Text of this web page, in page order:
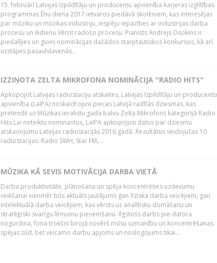
15. februārī Latvijas Izpildītāju un producentu apvienība karjeras izglītības
programmas Ēnu diena 2017 ietvaros piedāvā skolēniem, kas interesējas
par mūziku un mūzikas industriju, iespēju iepazīties ar industrijas darba
procesu un ikdienu.Vērot radošo procesu: Pianists Andrejs Osokins ir
piedalījies un guvis nominācijas dažādos starptautiskos konkursos, kā arī
uzstājies pasaulslavenās...
IZZIŅOTA ZELTA MIKROFONA NOMINĀCIJA "RADIO HITS"
Apkopojot Latvijas radiostaciju atskaites, Latvijas Izpildītāju un producentu
apvienība (LaIPA) noskaidrojusi piecas Latvijā radītās dziesmas, kas
pretendē uz Mūzikas ierakstu gada balvu Zelta Mikrofons kategorijā Radio
Hits.Lai noteiktu nominantus, LaIPA apkopojusi datus par dziesmu
atskaņojumu Latvijas radiostacijās 2016.gadā. Rezultātus veidojušas 10
radiostacijas: Radio SWH, Star FM,...
MŪZIKA KĀ SEVIS MOTIVĀCIJA DARBA VIETĀ
Darba produktivitāte, plānošana un spēja koncentrēties uzdevumu
veikšanai vienmēr būs aktuāls jautājums gan fiziska darba veicējiem, gan
intelektuālā darba veicējiem, kas vērsts uz analītisku domāšanu un
stratēģiski svarīgu lēmumu pieņemšanu. Ilgstošs darbs pie datora
nogurdina, fona trokšņi birojā novērš mūsu uzmanību un koncentrēšanas
spējas zūd, bet veicamo darbu apjoms un noslogojums tikai...